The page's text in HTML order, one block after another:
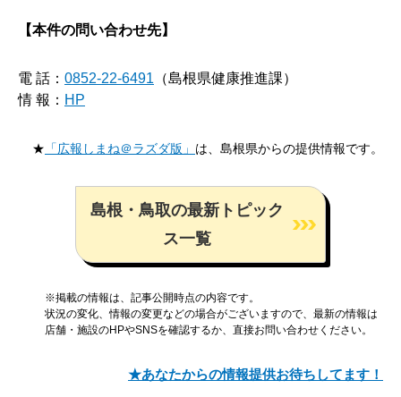
【本件の問い合わせ先】
電 話： 0852-22-6491 （島根県健康推進課）
情 報： HP
★ 「広報しまね＠ラズダ版」 は、島根県からの提供情報です。
島根・鳥取の最新トピック
ス一覧
※掲載の情報は、記事公開時点の内容です。
状況の変化、情報の変更などの場合がございますので、最新の情報は
店舗・施設のHPやSNSを確認するか、直接お問い合わせください。
★あなたからの情報提供お待ちしてます！